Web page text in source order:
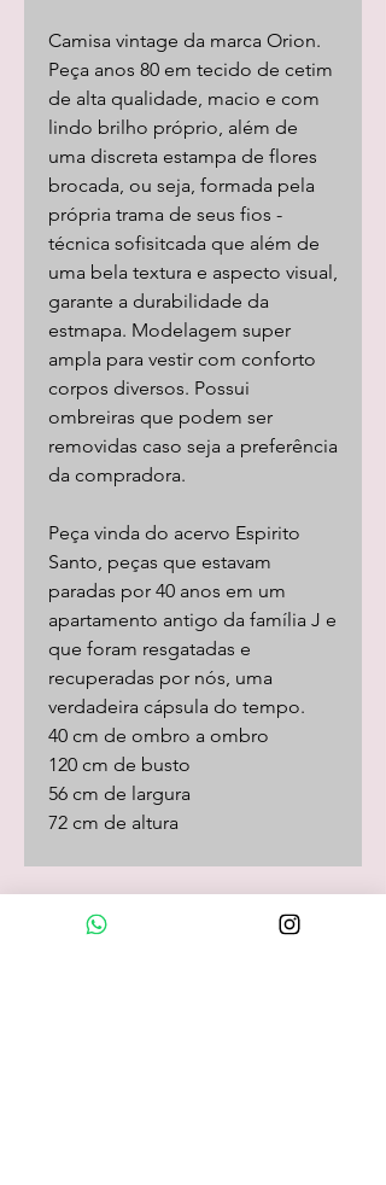
Camisa vintage da marca Orion.
Peça anos 80 em tecido de cetim
de alta qualidade, macio e com
lindo brilho próprio, além de
uma discreta estampa de flores
brocada, ou seja, formada pela
própria trama de seus fios -
técnica sofisitcada que além de
uma bela textura e aspecto visual,
garante a durabilidade da
estmapa. Modelagem super
ampla para vestir com conforto
corpos diversos. Possui
ombreiras que podem ser
removidas caso seja a preferência
da compradora.
Peça vinda do acervo Espirito
Santo, peças que estavam
paradas por 40 anos em um
apartamento antigo da família J e
que foram resgatadas e
recuperadas por nós, uma
verdadeira cápsula do tempo.
40 cm de ombro a ombro
120 cm de busto
56 cm de largura
72 cm de altura
Loja Online